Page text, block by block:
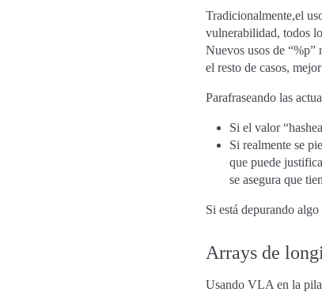
Tradicionalmente,el
vulnerabilidad, todos
Nuevos usos de “%p”
el resto de casos,
Parafraseando las
Si el valor
Si realmente se
que puede
se asegura que
Si está depurando
Arrays de
Usando VLA en la pila